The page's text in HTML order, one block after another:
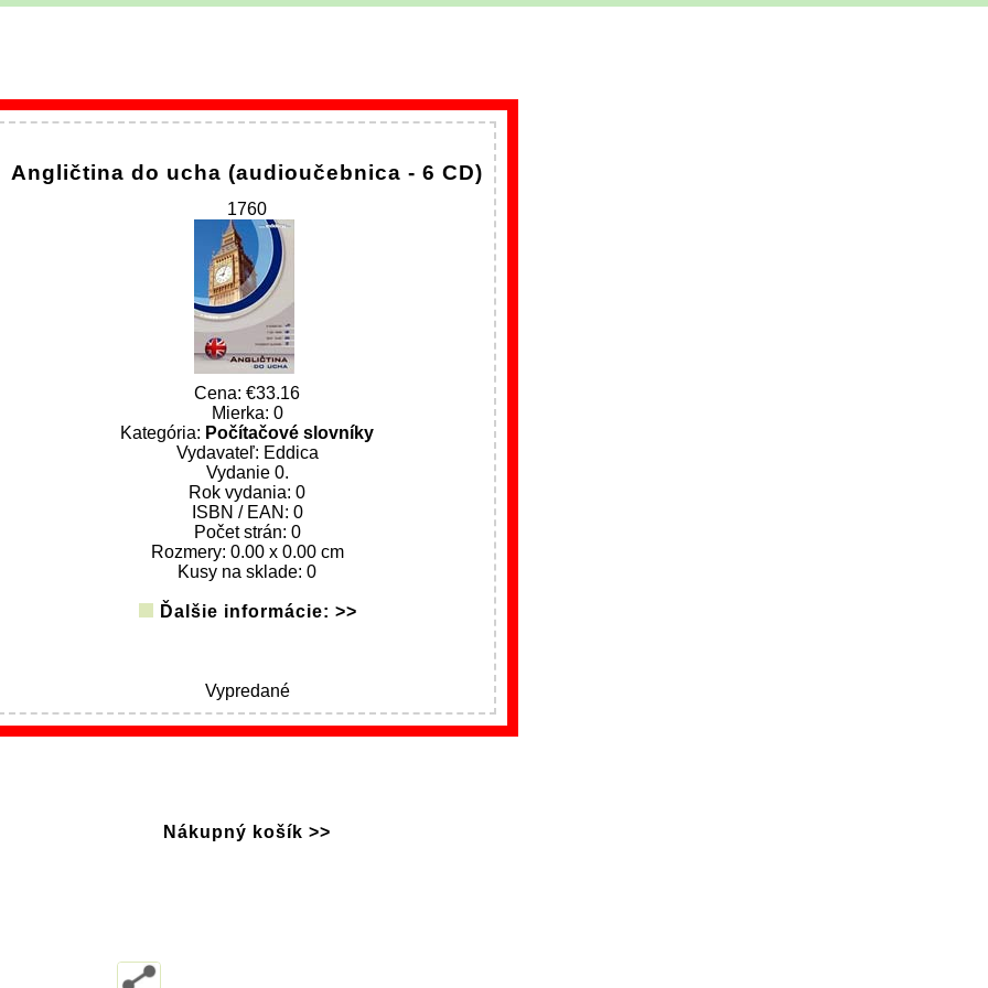
Angličtina do ucha (audioučebnica - 6 CD)
1760
Cena:
33.16
Mierka: 0
Kategória: Počítačové slovníky
Vydavateľ: Eddica
Vydanie 0.
Rok vydania: 0
ISBN / EAN: 0
Počet strán: 0
Rozmery: 0.00 x 0.00 cm
Kusy na sklade: 0
Ďalšie informácie: >>
Vypredané
Nákupný košík >>